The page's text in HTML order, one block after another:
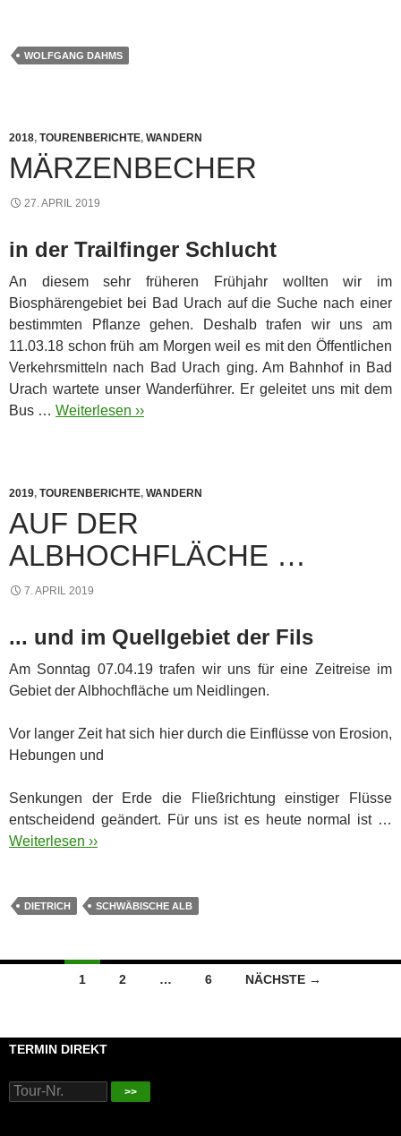
WOLFGANG DAHMS
2018, TOURENBERICHTE, WANDERN
MÄRZENBECHER
27. APRIL 2019
in der Trailfinger Schlucht
An diesem sehr früheren Frühjahr wollten wir im
Biosphärengebiet bei Bad Urach auf die Suche nach einer
bestimmten Pflanze gehen. Deshalb trafen wir uns am
11.03.18 schon früh am Morgen weil es mit den Öffentlichen
Verkehrsmitteln nach Bad Urach ging. Am Bahnhof in Bad
Urach wartete unser Wanderführer. Er geleitet uns mit dem
Bus … Weiterlesen ››
2019, TOURENBERICHTE, WANDERN
AUF DER
ALBHOCHFLÄCHE …
7. APRIL 2019
... und im Quellgebiet der Fils
Am Sonntag 07.04.19 trafen wir uns für eine Zeitreise im
Gebiet der Albhochfläche um Neidlingen.
Vor langer Zeit hat sich hier durch die Einflüsse von Erosion,
Hebungen und
Senkungen der Erde die Fließrichtung einstiger Flüsse
entscheidend geändert. Für uns ist es heute normal ist …
Weiterlesen ››
DIETRICH SCHWÄBISCHE ALB
Beitragsnavigation
1 2 … 6 NÄCHSTE →
TERMIN DIREKT
>>